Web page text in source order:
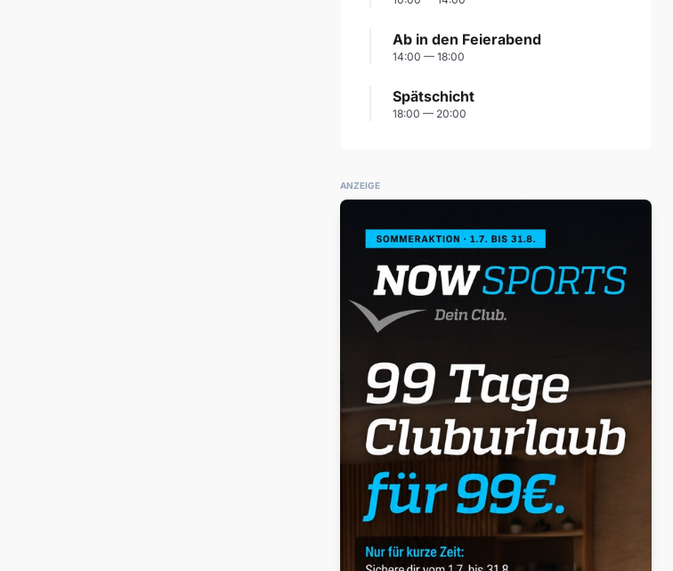
Ab in den Feierabend
14:00 — 18:00
Spätschicht
18:00 — 20:00
ANZEIGE